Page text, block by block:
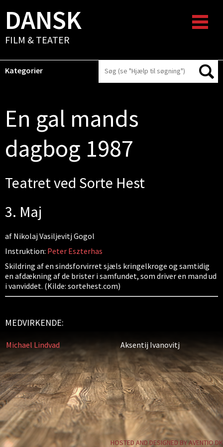
DANSK
FILM & TEATER
Kategorier
En gal mands
dagbog 1987
Teatret ved Sorte Hest
3. Maj
af Nikolaj Vasiljevitj Gogol
Instruktion: Peter Eszterhas
Skildring af en sindsforvirret sjæls kringelkroge og samtidig
en afdækning af de brister i samfundet, som driver en mand ud
i vanviddet. (Kilde: sortehest.com)
MEDVIRKENDE:
Michael Lindvad Aksentij Ivanovitj
HOSTED AND DESIGNED BY AVENTIO.DK